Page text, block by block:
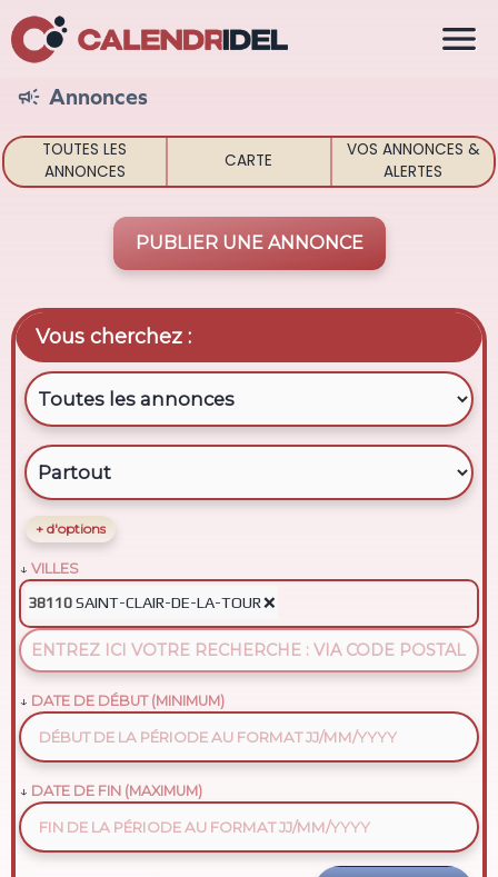
 Annonces
TOUTES LES
ANNONCES
CARTE
VOS ANNONCES &
ALERTES
PUBLIER UNE ANNONCE
Vous cherchez :
+ d'options
VILLES
38110 SAINT-CLAIR-DE-LA-TOUR❌
DATE DE DÉBUT (MINIMUM)
DATE DE FIN (MAXIMUM)
